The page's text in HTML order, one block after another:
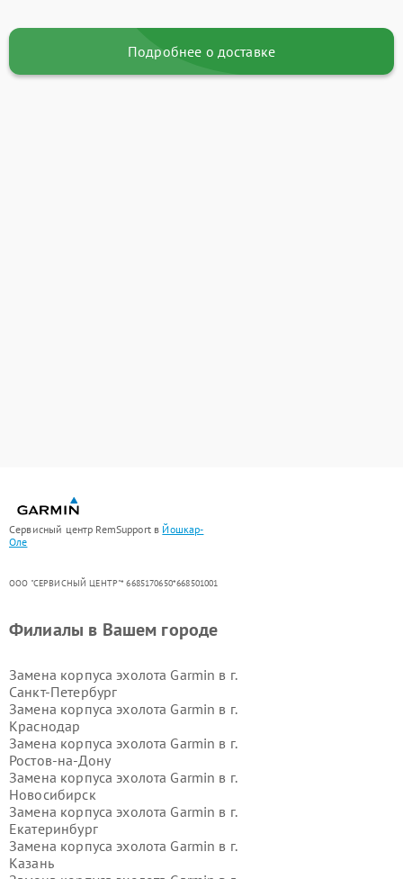
Подробнее о доставке
Сервисный центр RemSupport в Йошкар-
Оле
ООО "СЕРВИСНЫЙ ЦЕНТР"* 6685170650*668501001
Филиалы в Вашем городе
Замена корпуса эхолота Garmin в г.
Санкт-Петербург
Замена корпуса эхолота Garmin в г.
Краснодар
Замена корпуса эхолота Garmin в г.
Ростов-на-Дону
Замена корпуса эхолота Garmin в г.
Новосибирск
Замена корпуса эхолота Garmin в г.
Екатеринбург
Замена корпуса эхолота Garmin в г.
Казань